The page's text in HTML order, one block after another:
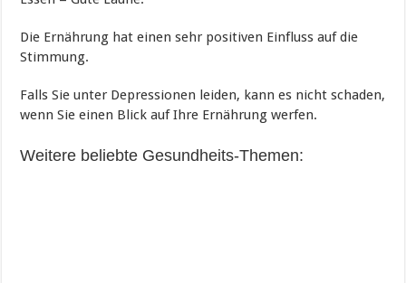
Die Ernährung hat einen sehr positiven Einfluss auf die
Stimmung.
Falls Sie unter Depressionen leiden, kann es nicht schaden,
wenn Sie einen Blick auf Ihre Ernährung werfen.
Weitere beliebte Gesundheits-Themen: